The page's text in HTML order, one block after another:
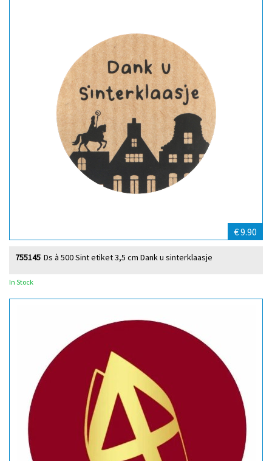
€ 9.90
Ds à 500 Sint etiket 3,5 cm Dank u sinterklaasje
755145
In Stock